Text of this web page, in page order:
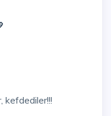
kefdediler!!!